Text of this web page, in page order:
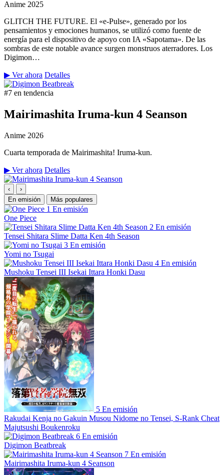
Anime 2025
GLITCH THE FUTURE. El «e-Pulse», generado por los
pensamientos y emociones humanos, se utilizó como fuente de
energía para el dispositivo de apoyo con IA «Sapotama». De las
sombras de este notable avance surgen monstruos aterradores. Los
Digimon…
▶ Ver ahora Detalles
#7 en tendencia
Mairimashita Iruma-kun 4 Seanson
Anime 2026
Cuarta temporada de Mairimashita! Iruma-kun.
▶ Ver ahora Detalles
‹
›
En emisión
Más populares
1 En emisión
One Piece
2 En emisión
Tensei Shitara Slime Datta Ken 4th Season
3 En emisión
Yomi no Tsugai
4 En emisión
Mushoku Tensei III Isekai Ittara Honki Dasu
5 En emisión
Rakudai Kenja no Gakuin Musou Nidome no Tensei, S-Rank Cheat
Majutsushi Boukenroku
6 En emisión
Digimon Beatbreak
7 En emisión
Mairimashita Iruma-kun 4 Seanson